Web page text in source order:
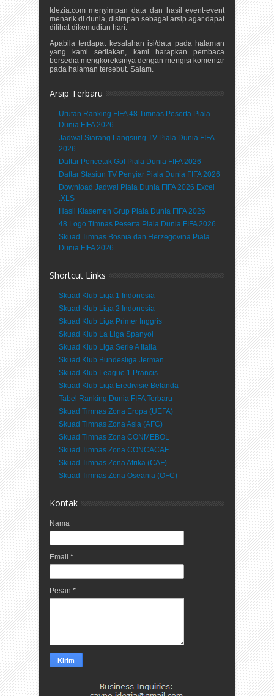
Idezia.com menyimpan data dan hasil event-event
menarik di dunia, disimpan sebagai arsip agar dapat
dilihat dikemudian hari.
Apabila terdapat kesalahan isi/data pada halaman
yang kami sediakan, kami harapkan pembaca
bersedia mengkoreksinya dengan mengisi komentar
pada halaman tersebut. Salam.
Arsip Terbaru
Urutan Ranking FIFA 48 Timnas Peserta Piala
Dunia FIFA 2026
Jadwal Siarang Langsung TV Piala Dunia FIFA
2026
Daftar Pencetak Gol Piala Dunia FIFA 2026
Daftar Stasiun TV Penyiar Piala Dunia FIFA 2026
Download Jadwal Piala Dunia FIFA 2026 Excel
.XLS
Hasil Klasemen Grup Piala Dunia FIFA 2026
48 Logo Timnas Peserta Piala Dunia FIFA 2026
Skuad Timnas Bosnia dan Herzegovina Piala
Dunia FIFA 2026
Shortcut Links
Skuad Klub Liga 1 Indonesia
Skuad Klub Liga 2 Indonesia
Skuad Klub Liga Primer Inggris
Skuad Klub La Liga Spanyol
Skuad Klub Liga Serie A Italia
Skuad Klub Bundesliga Jerman
Skuad Klub League 1 Prancis
Skuad Klub Liga Eredivisie Belanda
Tabel Ranking Dunia FIFA Terbaru
Skuad Timnas Zona Eropa (UEFA)
Skuad Timnas Zona Asia (AFC)
Skuad Timnas Zona CONMEBOL
Skuad Timnas Zona CONCACAF
Skuad Timnas Zona Afrika (CAF)
Skuad Timnas Zona Oseania (OFC)
Kontak
Nama
Email *
Pesan *